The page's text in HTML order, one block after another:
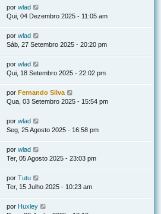
por wlad
Qui, 04 Dezembro 2025 - 11:05 am
por wlad
Sáb, 27 Setembro 2025 - 20:20 pm
por wlad
Qui, 18 Setembro 2025 - 22:02 pm
por Fernando Silva
Qua, 03 Setembro 2025 - 15:54 pm
por wlad
Seg, 25 Agosto 2025 - 16:58 pm
por wlad
Ter, 05 Agosto 2025 - 23:03 pm
por Tutu
Ter, 15 Julho 2025 - 10:23 am
por Huxley